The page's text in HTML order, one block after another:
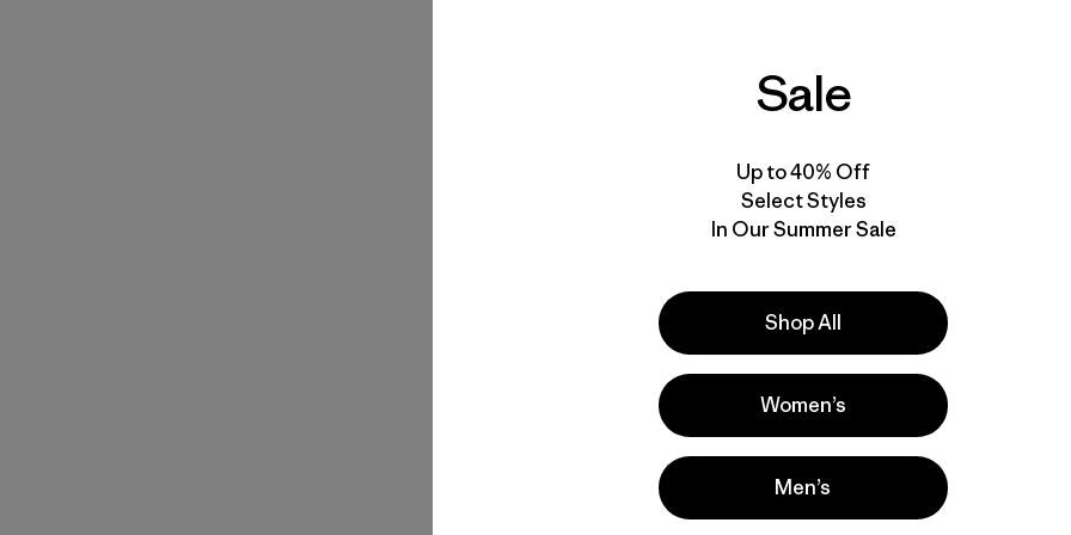
Sale
Up to 40% Off
Select Styles
In Our Summer Sale
Shop All
Women’s
Men’s